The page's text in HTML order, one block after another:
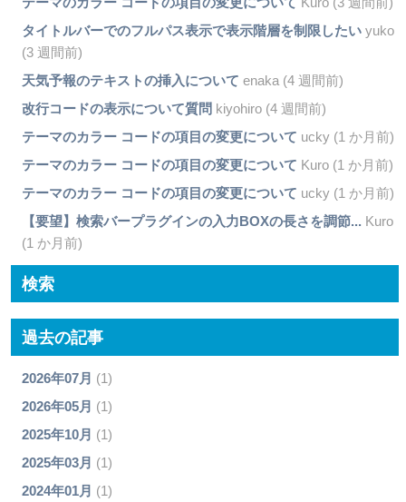
タイトルバーでのフルパス表示で表示階層を制限したいyuko
(3 週間前)
天気予報のテキストの挿入について enaka (4 週間前)
改行コードの表示について質問 kiyohiro (4 週間前)
テーマのカラー コードの項目の変更について ucky (1 か月前)
テーマのカラー コードの項目の変更について Kuro (1 か月前)
テーマのカラー コードの項目の変更について ucky (1 か月前)
【要望】検索バープラグインの入力BOXの長さを調節... Kuro
(1 か月前)
検索
過去の記事
2026年07月 (1)
2026年05月 (1)
2025年10月 (1)
2025年03月 (1)
2024年01月 (1)